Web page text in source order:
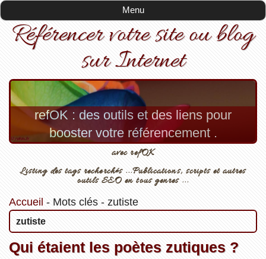
Menu
Référencer votre site ou blog
sur Internet
refOK : des outils et des liens pour
booster votre référencement .
avec refOK
Listing des tags recherchés ...Publications, scripts et autres
outils SEO en tous genres ...
Accueil - Mots clés- zutiste
zutiste
Qui étaient les poètes zutiques ?